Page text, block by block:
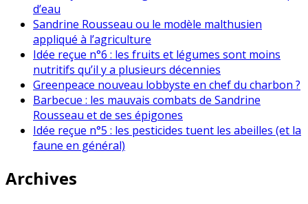
d’eau
Sandrine Rousseau ou le modèle malthusien
appliqué à l’agriculture
Idée reçue n°6 : les fruits et légumes sont moins
nutritifs qu’il y a plusieurs décennies
Greenpeace nouveau lobbyste en chef du charbon ?
Barbecue : les mauvais combats de Sandrine
Rousseau et de ses épigones
Idée reçue n°5 : les pesticides tuent les abeilles (et la
faune en général)
Archives